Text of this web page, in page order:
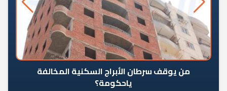
من يوقف سرطان الأبراج السكنية المخالفة
ياحكومة؟